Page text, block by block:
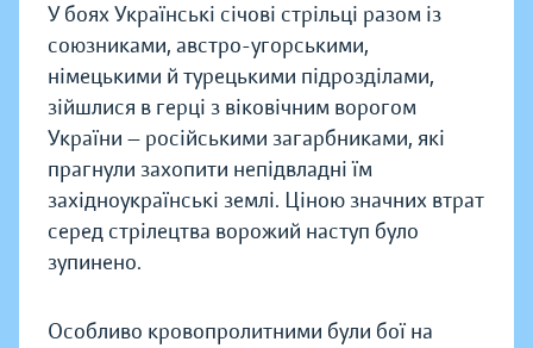
У боях Українські січові стрільці разом із
союзниками, австро-угорськими,
німецькими й турецькими підрозділами,
зійшлися в герці з віковічним ворогом
України — російськими загарбниками, які
прагнули захопити непідвладні їм
західноукраїнські землі. Ціною значних втрат
серед стрілецтва ворожий наступ було
зупинено.
Особливо кровопролитними були бої на